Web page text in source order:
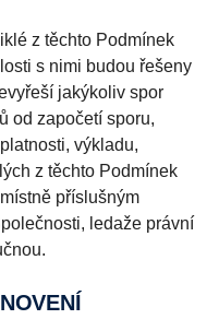
z těchto Podmínek
s nimi budou řešeny
jakýkoliv spor
od započetí sporu,
výkladu,
z těchto Podmínek
příslušným
ledaže právní